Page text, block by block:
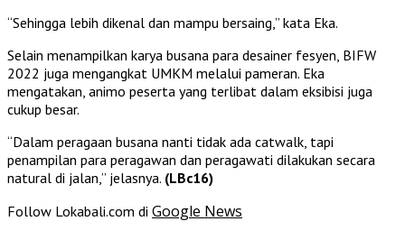
“Sehingga lebih dikenal dan mampu bersaing,” kata Eka.
Selain menampilkan karya busana para desainer fesyen, BIFW
2022 juga mengangkat UMKM melalui pameran. Eka
mengatakan, animo peserta yang terlibat dalam eksibisi juga
cukup besar.
“Dalam peragaan busana nanti tidak ada catwalk, tapi
penampilan para peragawan dan peragawati dilakukan secara
natural di jalan,” jelasnya. (LBc16)
Follow Lokabali.com di Google News